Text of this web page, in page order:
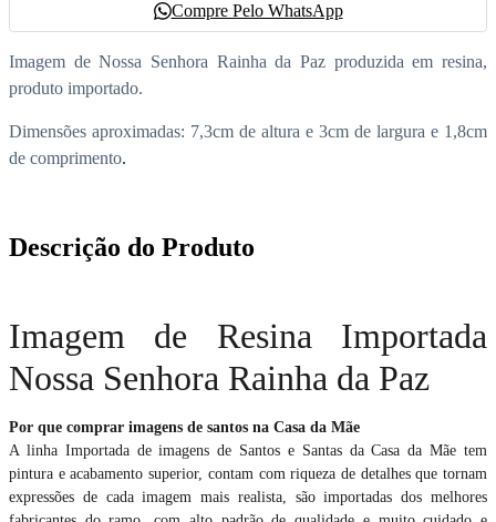
Compre Pelo WhatsApp
Imagem de Nossa Senhora Rainha da Paz produzida em resina,
produto importado.
Dimensões aproximadas: 7,3cm de altura e 3cm de largura e 1,8cm
de comprimento.
Descrição do Produto
Imagem de Resina Importada
Nossa Senhora Rainha da Paz
Por que comprar imagens de santos na Casa da Mãe
A linha Importada de imagens de Santos e Santas da Casa da Mãe tem
pintura e acabamento superior, contam com riqueza de detalhes que tornam
expressões de cada imagem mais realista, são importadas dos melhores